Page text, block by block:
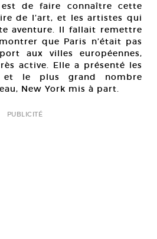
de faire connaître cette
de l’art, et les artistes qui
aventure. Il fallait remettre
que Paris n’était pas
aux villes européennes,
active. Elle a présenté les
et le plus grand nombre
New York mis à part.
PUBLICITÉ